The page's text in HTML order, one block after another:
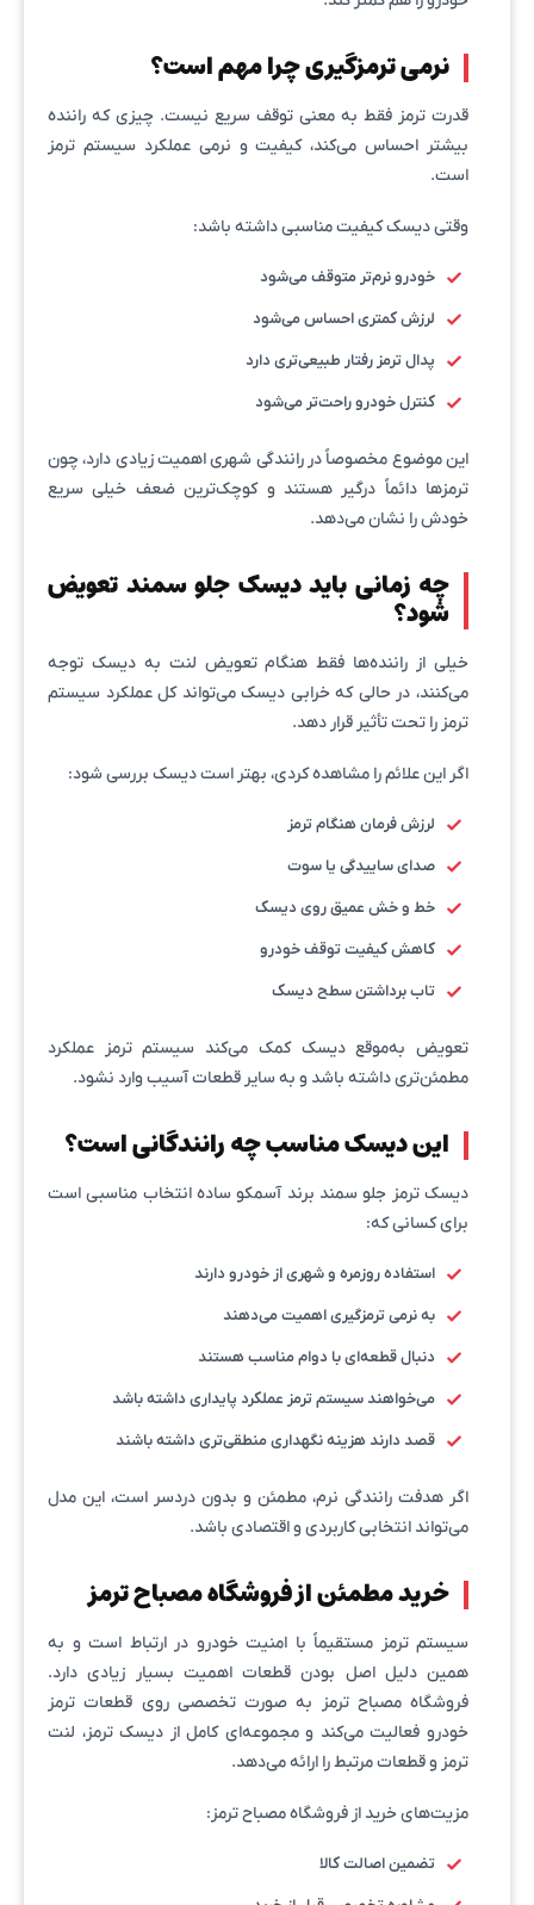
نرمی ترمزگیری چرا مهم است؟
قدرت ترمز فقط به معنی توقف سریع نیست. چیزی که راننده
بیشتر احساس می‌کند، کیفیت و نرمی عملکرد سیستم ترمز
است.
وقتی دیسک کیفیت مناسبی داشته باشد:
خودرو نرم‌تر متوقف می‌شود
لرزش کمتری احساس می‌شود
پدال ترمز رفتار طبیعی‌تری دارد
کنترل خودرو راحت‌تر می‌شود
این موضوع مخصوصاً در رانندگی شهری اهمیت زیادی دارد، چون
ترمزها دائماً درگیر هستند و کوچک‌ترین ضعف خیلی سریع
خودش را نشان می‌دهد.
چه زمانی باید دیسک جلو سمند تعویض
شود؟
خیلی از راننده‌ها فقط هنگام تعویض لنت به دیسک توجه
می‌کنند، در حالی که خرابی دیسک می‌تواند کل عملکرد سیستم
ترمز را تحت تأثیر قرار دهد.
اگر این علائم را مشاهده کردی، بهتر است دیسک بررسی شود:
لرزش فرمان هنگام ترمز
صدای ساییدگی یا سوت
خط و خش عمیق روی دیسک
کاهش کیفیت توقف خودرو
تاب برداشتن سطح دیسک
تعویض به‌موقع دیسک کمک می‌کند سیستم ترمز عملکرد
مطمئن‌تری داشته باشد و به سایر قطعات آسیب وارد نشود.
این دیسک مناسب چه رانندگانی است؟
دیسک ترمز جلو سمند برند آسمکو ساده انتخاب مناسبی است
برای کسانی که:
استفاده روزمره و شهری از خودرو دارند
به نرمی ترمزگیری اهمیت می‌دهند
دنبال قطعه‌ای با دوام مناسب هستند
می‌خواهند سیستم ترمز عملکرد پایداری داشته باشد
قصد دارند هزینه نگهداری منطقی‌تری داشته باشند
اگر هدفت رانندگی نرم، مطمئن و بدون دردسر است، این مدل
می‌تواند انتخابی کاربردی و اقتصادی باشد.
خرید مطمئن از فروشگاه مصباح ترمز
سیستم ترمز مستقیماً با امنیت خودرو در ارتباط است و به
همین دلیل اصل بودن قطعات اهمیت بسیار زیادی دارد.
فروشگاه مصباح ترمز به صورت تخصصی روی قطعات ترمز
خودرو فعالیت می‌کند و مجموعه‌ای کامل از دیسک ترمز، لنت
ترمز و قطعات مرتبط را ارائه می‌دهد.
مزیت‌های خرید از فروشگاه مصباح ترمز:
تضمین اصالت کالا